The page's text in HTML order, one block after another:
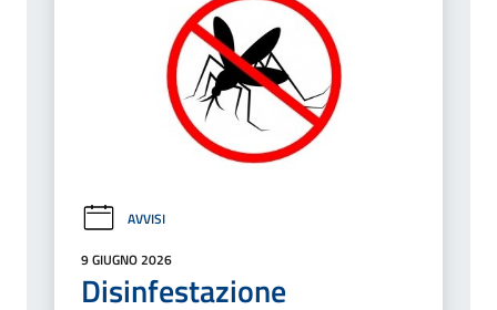
AVVISI
9 GIUGNO 2026
Disinfestazione